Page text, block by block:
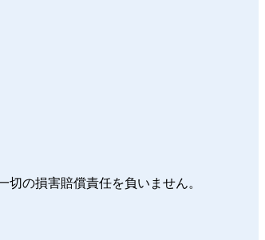
の損害賠償責任を負いません。